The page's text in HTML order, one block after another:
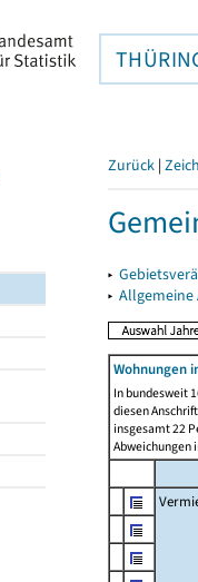
Zurück |
▸
▸ Allgemeine
Wohnungen
In bundesweit
diesen
insgesamt 22
Abweichungen